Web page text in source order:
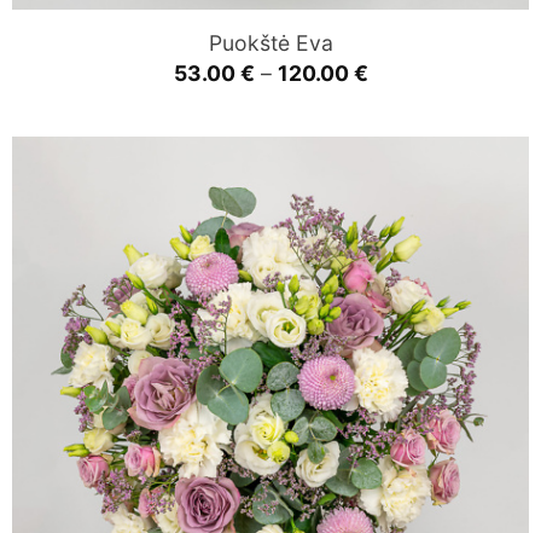
Puokštė Eva
53.00€ – 120.00€Price
through